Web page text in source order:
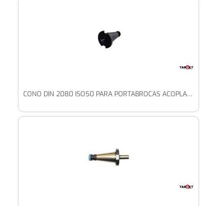
CONO DIN 2080 ISO50 PARA PORTABROCAS ACOPLAM. CÓNICO